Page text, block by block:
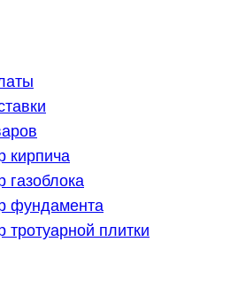
кирпича
газоблока
фундамента
тротуарной плитки